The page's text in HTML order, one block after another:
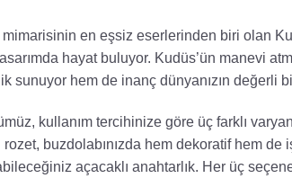
en eşsiz eserlerinden biri olan
hayat buluyor. Kudüs’ün manevi
sunuyor hem de inanç dünyanızın değerli
kullanım tercihinize göre üç farklı
rozet, buzdolabınızda hem dekoratif hem de
açacaklı anahtarlık. Her üç